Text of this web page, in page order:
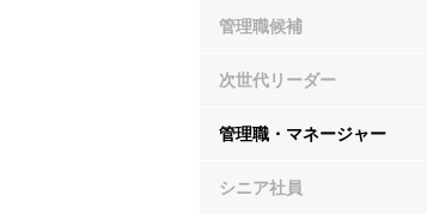
管理職候補
次世代リーダー
管理職・マネージャー
シニア社員